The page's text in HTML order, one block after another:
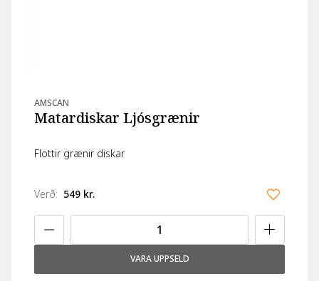
AMSCAN
Matardiskar Ljósgrænir
Flottir grænir diskar
Verð: 549 kr.
VARA UPPSELD